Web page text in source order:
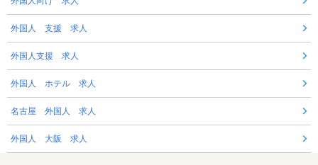
外国人 支援 求人
外国人支援 求人
外国人 ホテル 求人
名古屋 外国人 求人
外国人 大阪 求人